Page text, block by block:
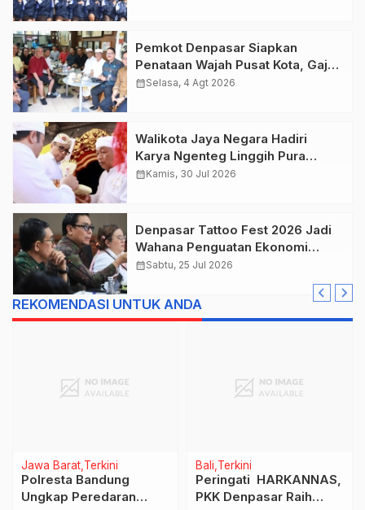
Pemkot Denpasar Siapkan
Penataan Wajah Pusat Kota, Gajah
Mada Jadi Salah Satu Kawasan
calendar_monthSelasa, 4 Agt 2026
Walikota Jaya Negara Hadiri
Karya Ngenteg Linggih Pura
Gunung Sari Desa Adat Peraupan
calendar_monthKamis, 30 Jul 2026
Denpasar Tattoo Fest 2026 Jadi
Wahana Penguatan Ekonomi
Kreatif Kota.
calendar_monthSabtu, 25 Jul 2026
REKOMENDASI UNTUK ANDA
Jawa Barat Terkini
Polresta Bandung
Ungkap Peredaran
Bali Terkini
Peringati HARKANNAS,
PKK Denpasar Raih